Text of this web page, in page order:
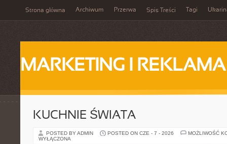
Strona główna Archiwum Przerwa Spis Treści Tagi
MARKETING I REKLAMA
KUCHNIE ŚWIATA
POSTED BY ADMIN POSTED ON CZE - 7 - 2026
MOŻLIWOŚĆ
WYŁĄCZONA